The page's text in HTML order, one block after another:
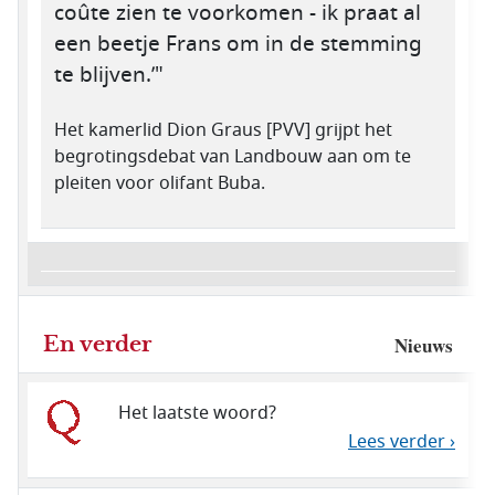
coûte zien te voorkomen - ik praat al
een beetje Frans om in de stemming
te blijven.’"
Het kamerlid Dion Graus [PVV] grijpt het
begrotingsdebat van Landbouw aan om te
pleiten voor olifant Buba.
En verder Nieuws
Het laatste woord?
Lees verder ›